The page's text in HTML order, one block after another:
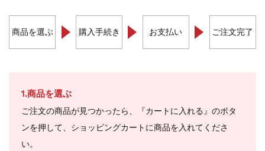
商品を選ぶ 購入手続き お支払い ご注文完了
1.商品を選ぶ
ご注文の商品が見つかったら、『カートに入れる』のボタ
ンを押して、ショッピングカートに商品を入れてくださ
い。